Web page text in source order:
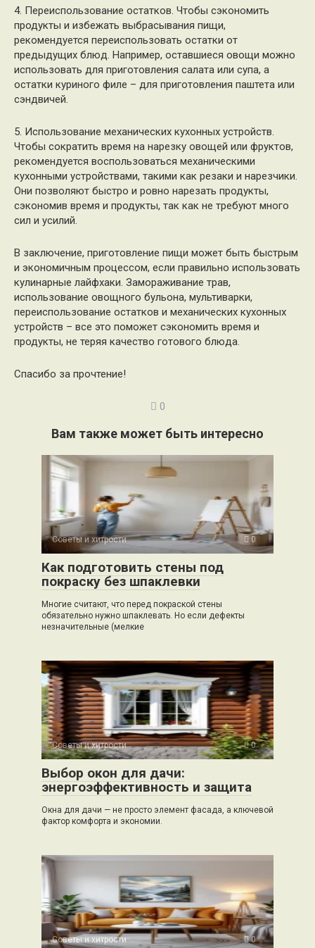
4. Переиспользование остатков. Чтобы сэкономить
продукты и избежать выбрасывания пищи,
рекомендуется переиспользовать остатки от
предыдущих блюд. Например, оставшиеся овощи можно
использовать для приготовления салата или супа, а
остатки куриного филе – для приготовления паштета или
сэндвичей.
5. Использование механических кухонных устройств.
Чтобы сократить время на нарезку овощей или фруктов,
рекомендуется воспользоваться механическими
кухонными устройствами, такими как резаки и нарезчики.
Они позволяют быстро и ровно нарезать продукты,
сэкономив время и продукты, так как не требуют много
сил и усилий.
В заключение, приготовление пищи может быть быстрым
и экономичным процессом, если правильно использовать
кулинарные лайфхаки. Замораживание трав,
использование овощного бульона, мультиварки,
переиспользование остатков и механических кухонных
устройств – все это поможет сэкономить время и
продукты, не теряя качество готового блюда.
Спасибо за прочтение!
0
Вам также может быть интересно
Советы и хитрости 0
Как подготовить стены под
покраску без шпаклевки
Многие считают, что перед покраской стены
обязательно нужно шпаклевать. Но если дефекты
незначительные (мелкие
Советы и хитрости 0
Выбор окон для дачи:
энергоэффективность и защита
Окна для дачи — не просто элемент фасада, а ключевой
фактор комфорта и экономии.
Советы и хитрости 0